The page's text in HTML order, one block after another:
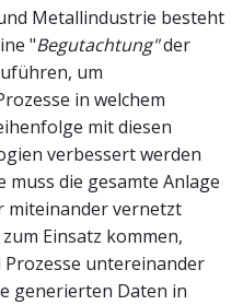
Metallindustrie besteht
"Begutachtung"der
um
in welchem
mit diesen
verbessert werden
die gesamte Anlage
miteinander vernetzt
Einsatz kommen,
untereinander
generierten Daten in